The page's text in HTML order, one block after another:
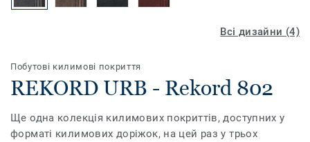
Всі дизайни (4)
Побутові килимові покриття
REKORD URB - Rekord 802
Ще одна колекція килимових покриттів, доступних у
форматі килимових доріжок, на цей раз у трьох